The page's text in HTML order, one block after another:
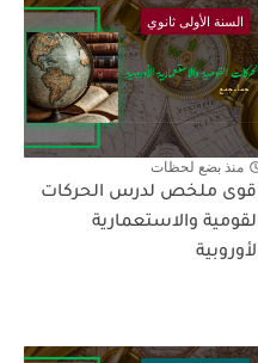
السنة الأولى ثانوي
منذ بضع لحظات
ملخص لدرس الحركات
والاستعمارية